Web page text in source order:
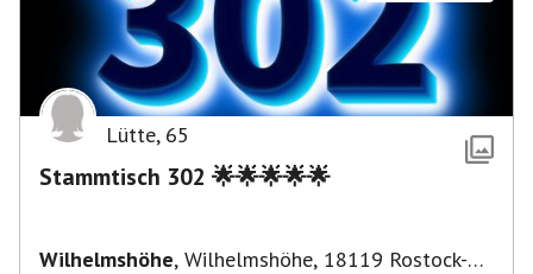
Lütte, 65
Stammtisch 302 🌟🌟🌟🌟🌟
Wilhelmshöhe, Wilhelmshöhe, 18119 Rostock-